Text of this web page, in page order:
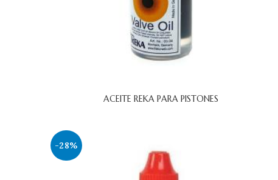
ACEITE REKA PARA PISTONES
-28%